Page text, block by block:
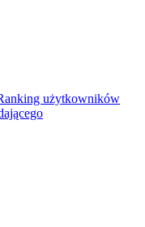
użytkowników